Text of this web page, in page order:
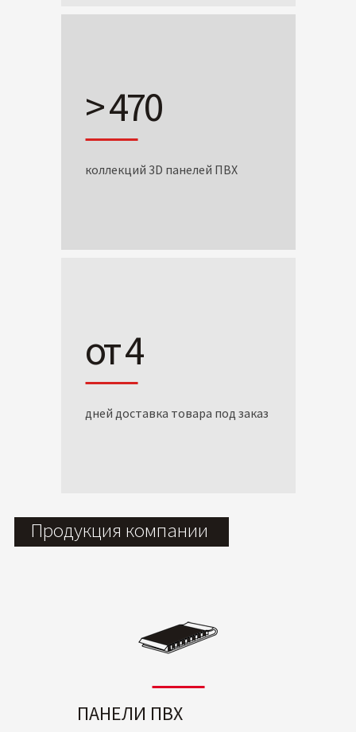
> 470
коллекций 3D панелей ПВХ
от 4
дней доставка товара под заказ
Продукция компании
ПАНЕЛИ ПВХ